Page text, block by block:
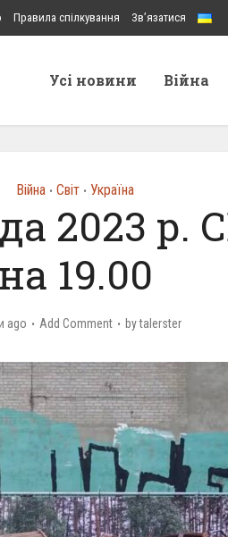
Правила спілкування Зв’язатися
Усі новини Війна
Війна • Світ • Україна
2023 р.
на 19.00
ago Add Comment bytalerster